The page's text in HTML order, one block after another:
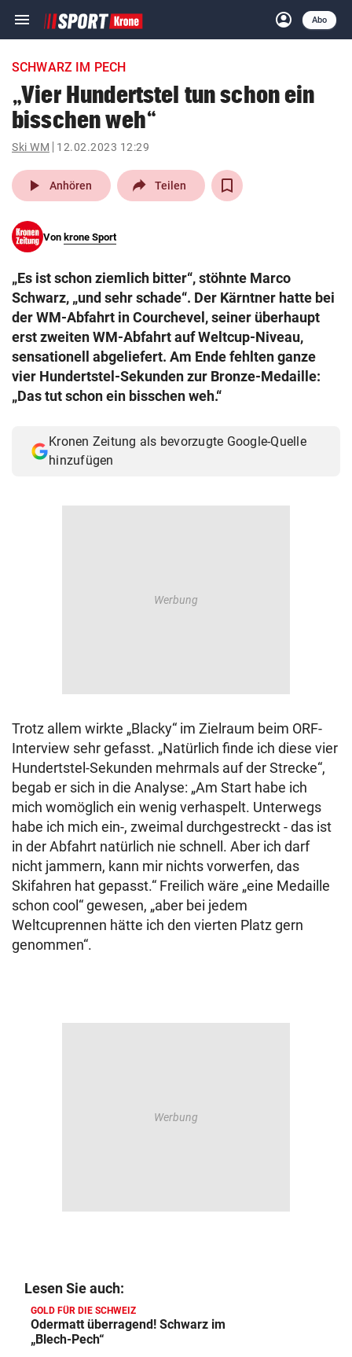
menu Navigation
ein-/ausklappen
account_circle
Anmelden
Abo
close Schließen
account_circle Anmelden
pin_drop
Wien arrow_right
search
eingeben
© Krone Multimedia GmbH & Co KG 2026
Muthgasse 2, 1190 Wien
SCHWARZ IM PECH
„Vier Hundertstel tun schon ein
bisschen weh“
Ski WM 12.02.2023 12:29
play_arrow Anhören Teilen
Von krone Sport
„Es ist schon ziemlich bitter“, stöhnte Marco
Schwarz, „und sehr schade“. Der Kärntner hatte bei
der WM-Abfahrt in Courchevel, seiner überhaupt
erst zweiten WM-Abfahrt auf Weltcup-Niveau,
sensationell abgeliefert. Am Ende fehlten ganze
vier Hundertstel-Sekunden zur Bronze-Medaille:
„Das tut schon ein bisschen weh.“
Kronen Zeitung als bevorzugte Google-Quelle
hinzufügen
Trotz allem wirkte „Blacky“ im Zielraum beim ORF-
Interview sehr gefasst. „Natürlich finde ich diese vier
Hundertstel-Sekunden mehrmals auf der Strecke“,
begab er sich in die Analyse: „Am Start habe ich
mich womöglich ein wenig verhaspelt. Unterwegs
habe ich mich ein-, zweimal durchgestreckt - das ist
in der Abfahrt natürlich nie schnell. Aber ich darf
nicht jammern, kann mir nichts vorwerfen, das
Skifahren hat gepasst.“ Freilich wäre „eine Medaille
schon cool“ gewesen, „aber bei jedem
Weltcuprennen hätte ich den vierten Platz gern
genommen“.
Lesen Sie auch:
GOLD FÜR DIE SCHWEIZ
Odermatt überragend! Schwarz im
„Blech-Pech“